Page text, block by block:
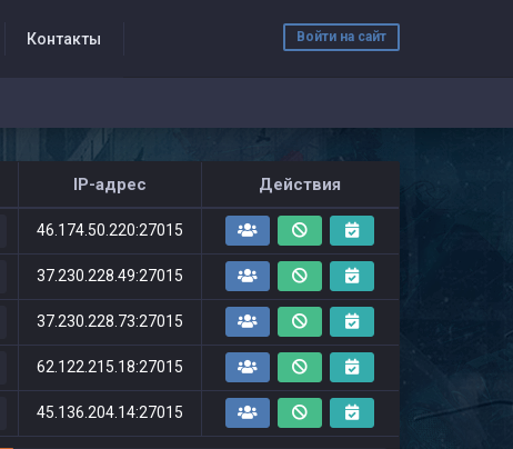
Войти на сайт
Контакты
IP-адрес Действия
46.174.50.220:27015
37.230.228.49:27015
37.230.228.73:27015
62.122.215.18:27015
45.136.204.14:27015